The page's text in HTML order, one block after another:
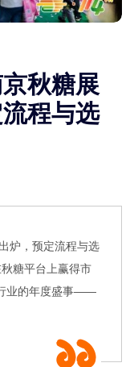
秋糖展
程与选
炉，预定流程与选
糖平台上赢得市
业的年度盛事——